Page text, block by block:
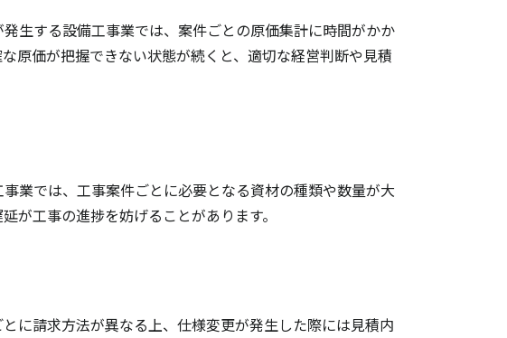
生する設備工事業では、案件ごとの原価集計に時間がかか
原価が把握できない状態が続くと、適切な経営判断や見積
業では、工事案件ごとに必要となる資材の種類や数量が大
が工事の進捗を妨げることがあります。
に請求方法が異なる上、仕様変更が発生した際には見積内